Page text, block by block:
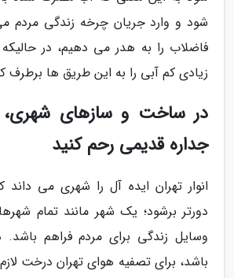
شود و وارد جریان چرخه زندگی مردم
فاضلاب را به هدر می دهیم، در حالیکه
زیادی کم آبی را به این طریق ها برطرف
در ساخت و سازهای
جداره قدیمی رحم کنید
انوار تهران ایده آل را شهری می
دورتر برشود؛ یک شهر مانند تمام
وسایل زندگی برای مردم فراهم باشد.
باشد، برای تصفیه هوای تهران درخت لازم